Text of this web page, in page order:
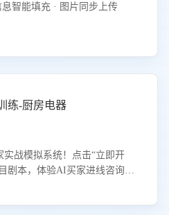
智能填充 · 图片同步上传
练-厨房电器
战模拟系统！点击“立即开
剧本，体验AI买家进线咨询真